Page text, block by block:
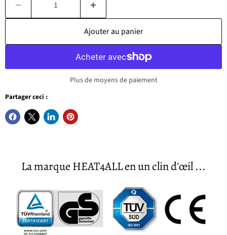
Ajouter au panier
Plus de moyens de paiement
Partager ceci :
La marque HEAT4ALL en un clin d'œil ...